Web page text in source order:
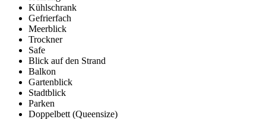
Kühlschrank
Gefrierfach
Meerblick
Trockner
Safe
Blick auf den Strand
Balkon
Gartenblick
Stadtblick
Parken
Doppelbett (Queensize)